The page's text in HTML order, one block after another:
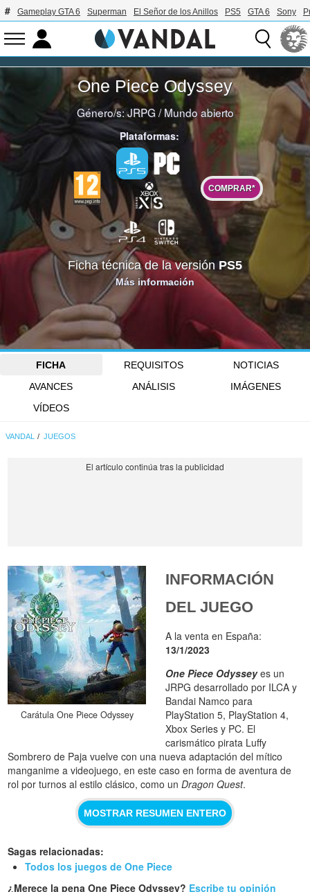
Gameplay GTA 6 Superman El Señor de los Anillos PS5 GTA 6 Sony
One Piece Odyssey
Género/s:JRPG/Mundo abierto
Plataformas:
COMPRAR*
Ficha técnica de la versión PS5
Más información
FICHA REQUISITOS
NOTICIAS
AVANCES
ANÁLISIS
IMÁGENES
VÍDEOS
VANDAL JUEGOS
Carátula One Piece Odyssey
INFORMACIÓN
DEL JUEGO
A la venta en España:
13/1/2023
One Piece Odysseyes un
JRPG desarrollado por ILCA y
Bandai Namco para
PlayStation 5, PlayStation 4,
Xbox Series y PC. El
carismático pirata Luffy
Sombrero de Paja vuelve con una nueva adaptación del mítico
manganime a videojuego, en este caso en forma de aventura de
rol por turnos al estilo clásico, como unDragon Quest.
MOSTRAR RESUMEN ENTERO
Sagas relacionadas:
Todos los juegos de One Piece
¿Merece la pena One Piece Odyssey? Escribe tu opinión